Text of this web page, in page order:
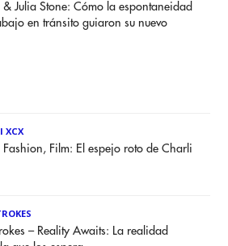
& Julia Stone: Cómo la espontaneidad
en tránsito guiaron su nuevo
XCX
Fashion, Film: El espejo roto de Charli
– Reality Awaits: La realidad